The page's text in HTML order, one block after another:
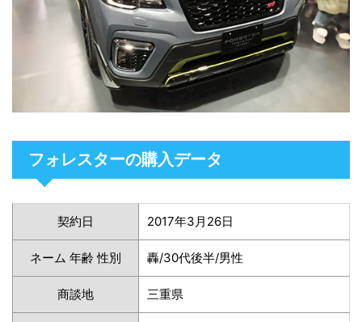
フォレスターの購入データ
契約日 2017年3月26日
ネーム 年齢 性別 轟/30代後半/男性
商談地 三重県